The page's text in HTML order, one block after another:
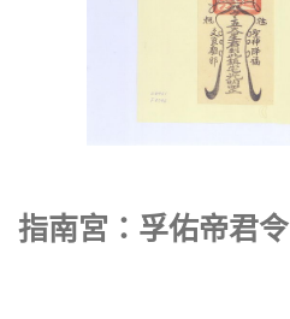
指南宮：孚佑帝君令